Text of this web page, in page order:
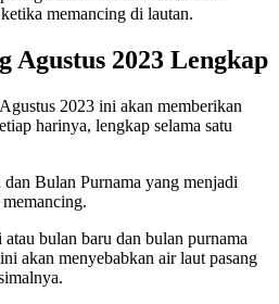
memancing di lautan.
Agustus 2023 Lengkap
2023 ini akan memberikan
harinya, lengkap selama satu
Bulan Purnama yang menjadi
bulan baru dan bulan purnama
akan menyebabkan air laut pasang